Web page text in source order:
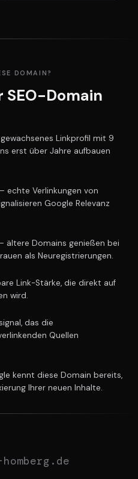
DOMAIN?
Domain
Linkprofil mit 9
erst über Jahre aufbauen
echte Verlinkungen von
Google Relevanz
ältere Domains genießen bei
als Neuregistrierungen.
Link-Stärke, die direkt auf
wird.
das die
Quellen
kennt diese Domain bereits,
Ihrer neuen Inhalte.